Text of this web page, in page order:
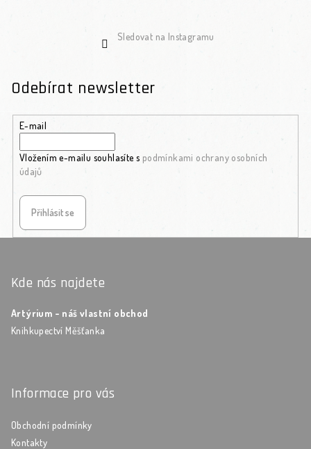
Sledovat na Instagramu
Odebírat newsletter
E-mail
Vložením e-mailu souhlasíte s podmínkami ochrany osobních
údajů
Přihlásit se
Kde nás najdete
Artýrium - náš vlastní obchod
Knihkupectví Měšťanka
Informace pro vás
Obchodní podmínky
Kontakty